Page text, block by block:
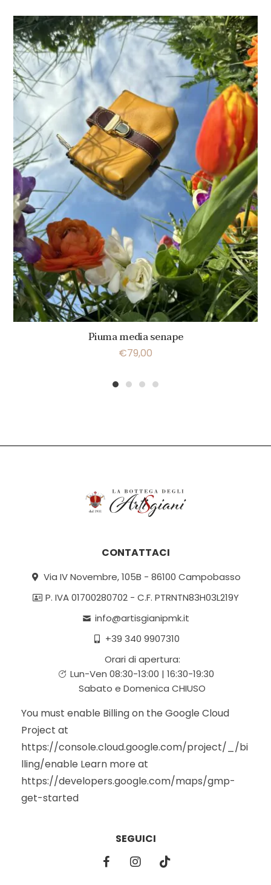
Piuma media senape
€79,00
CONTATTACI
Via IV Novembre, 105B - 86100 Campobasso
P. IVA 01700280702 - C.F. PTRNTN83H03L219Y
info@artisgianipmk.it
+39 340 9907310
Orari di apertura:
Lun-Ven 08:30-13:00 | 16:30-19:30
Sabato e Domenica CHIUSO
You must enable Billing on the Google Cloud
Project at
https://console.cloud.google.com/project/_/bi
lling/enable Learn more at
https://developers.google.com/maps/gmp-
get-started
SEGUICI